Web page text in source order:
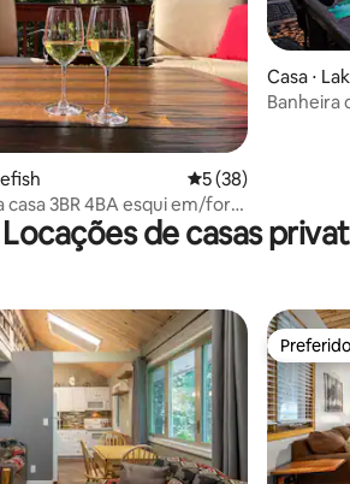
de 5, 16 avaliações
5 de uma avaliação
5 (38)
casa 3BR 4BA esqui em/fora
Mtn
Casa ⋅
Banheira
Locações de casas